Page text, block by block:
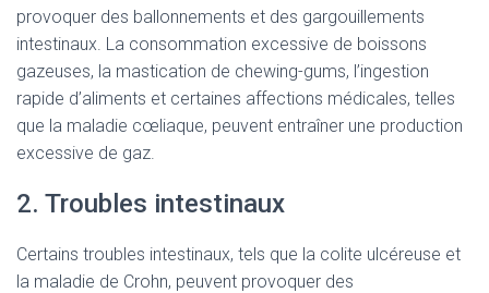
provoquer des ballonnements et des gargouillements
intestinaux. La consommation excessive de boissons
gazeuses, la mastication de chewing-gums, l’ingestion
rapide d’aliments et certaines affections médicales, telles
que la maladie cœliaque, peuvent entraîner une production
excessive de gaz.
2. Troubles intestinaux
Certains troubles intestinaux, tels que la colite ulcéreuse et
la maladie de Crohn, peuvent provoquer des